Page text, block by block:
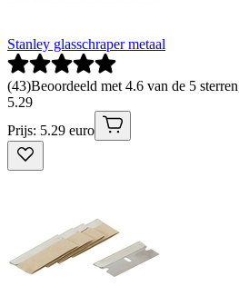
Stanley glasschraper metaal
(43)Beoordeeld met 4.6 van de 5
5.29
Prijs: 5.29 euro